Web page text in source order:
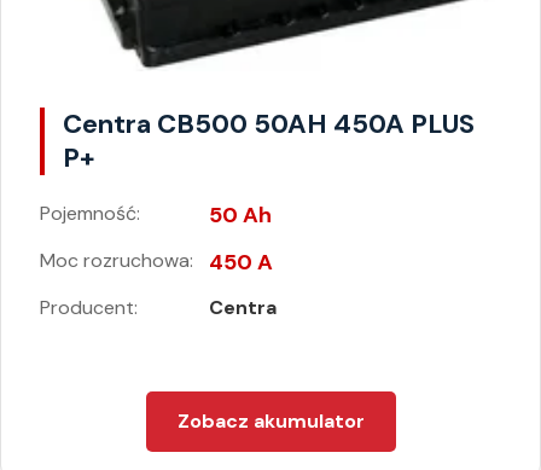
Centra CB500 50AH 450A PLUS
P+
Pojemność: 50 Ah
Moc rozruchowa: 450 A
Producent: Centra
Zobacz akumulator